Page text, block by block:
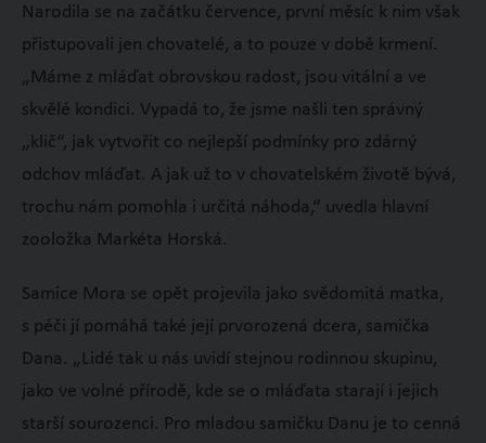
Narodila se na začátku července, první měsíc k nim však
přistupovali jen chovatelé, a to pouze v době krmení.
„Máme z mláďat obrovskou radost, jsou vitální a ve
skvělé kondici. Vypadá to, že jsme našli ten správný
„klič“, jak vytvořit co nejlepší podmínky pro zdárný
odchov mláďat. A jak už to v chovatelském životě bývá,
trochu nám pomohla i určitá náhoda,“ uvedla hlavní
zooložka Markéta Horská.
Samice Mora se opět projevila jako svědomitá matka,
s péči jí pomáhá také její prvorozená dcera, samička
Dana. „Lidé tak u nás uvidí stejnou rodinnou skupinu,
jako ve volné přírodě, kde se o mláďata starají i jejich
starší sourozenci. Pro mladou samičku Danu je to cenná